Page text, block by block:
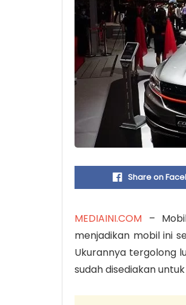
Share on
MEDIAINI.COM –
menjadikan mobil ini
Ukurannya tergolong
sudah disediakan